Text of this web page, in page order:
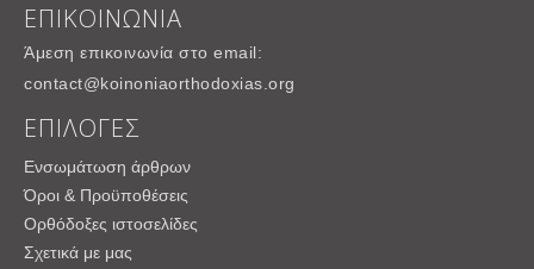
ΕΠΙΚΟΙΝΩΝΙΑ
Άμεση επικοινωνία στο email:
contact@koinoniaorthodoxias.org
ΕΠΙΛΟΓΕΣ
Ενσωμάτωση άρθρων
Όροι & Προϋποθέσεις
Ορθόδοξες ιστοσελίδες
Σχετικά με μας